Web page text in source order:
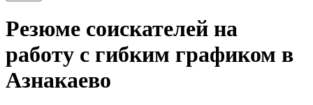
Резюме соискателей на
работу с гибким графиком в
Азнакаево